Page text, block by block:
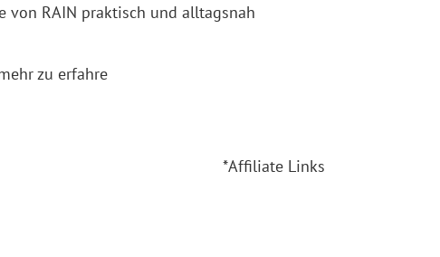
von RAIN praktisch und alltagsnah
zu erfahre
*Affiliate Links